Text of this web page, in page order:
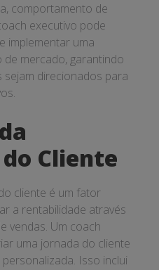
comportamento de
executivo pode
implementar uma
mercado, garantindo
direcionados para
Cliente
cliente é um fator
a rentabilidade através
vendas. Um coach
uma jornada do cliente
Isso inclui